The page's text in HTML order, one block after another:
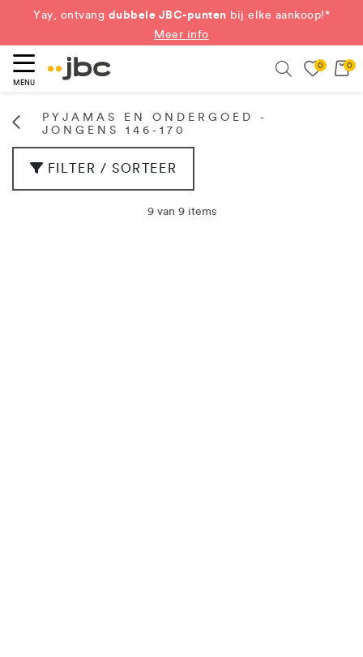
Yay, ontvang dubbele JBC-punten bij elke aankoop!*
Meer info
MENU
0 0
PYJAMAS EN ONDERGOED -
JONGENS 146-170
FILTER / SORTEER
9 van 9 items